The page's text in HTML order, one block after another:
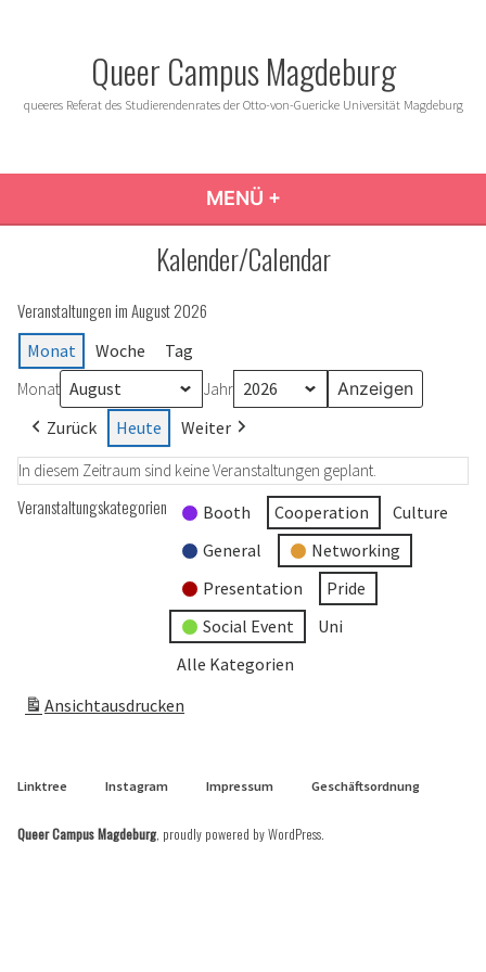
Queer Campus Magdeburg
queeres Referat des Studierendenrates der Otto-von-Guericke Universität Magdeburg
MENÜ +
Kalender/Calendar
Veranstaltungen im August 2026
Monat Woche Tag
Monat Jahr
Zurück Heute Weiter
In diesem Zeitraum sind keine Veranstaltungen geplant.
Veranstaltungskategorien Booth Cooperation
Culture
General
Networking
Presentation
Pride
Social Event
Uni
Alle Kategorien
Ansichtausdrucken
Linktree Instagram Impressum Geschäftsordnung
Queer Campus Magdeburg, proudly powered by WordPress.